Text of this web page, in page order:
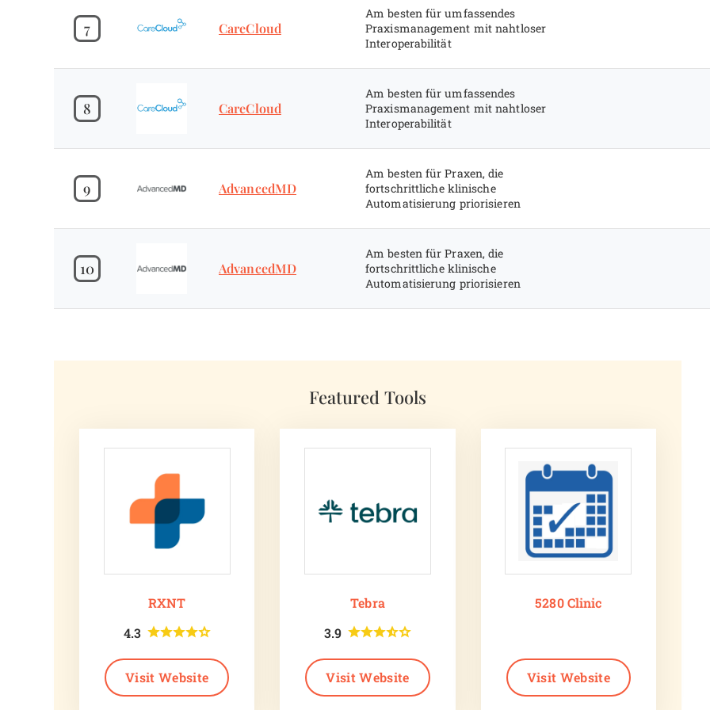
7 CareCloud
Am besten für umfassendes
Praxismanagement mit nahtloser
Interoperabilität
8 CareCloud
Am besten für umfassendes
Praxismanagement mit nahtloser
Interoperabilität
9 AdvancedMD
Am besten für Praxen, die
fortschrittliche klinische
Automatisierung priorisieren
10 AdvancedMD
Am besten für Praxen, die
fortschrittliche klinische
Automatisierung priorisieren
Featured Tools
RXNT
4.3
Visit Website
Tebra
3.9
Visit Website
5280 Clinic
Visit Website